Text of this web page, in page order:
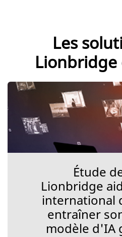
Les
Lionbridge
Étude
Lionbridge
international
entraîner
modèle d'IA